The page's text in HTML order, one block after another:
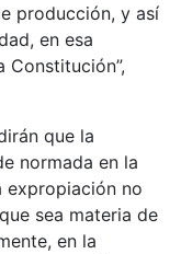
producción, y así
en esa
Constitución”,
que la
normada en la
expropiación no
sea materia de
en la